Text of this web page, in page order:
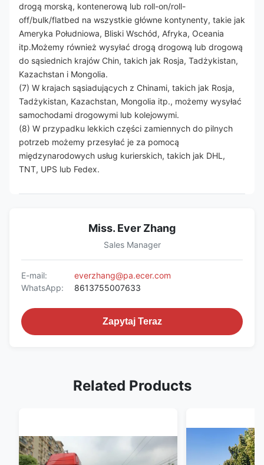
drogą morską, kontenerową lub roll-on/roll-
off/bulk/flatbed na wszystkie główne kontynenty, takie jak
Ameryka Południowa, Bliski Wschód, Afryka, Oceania
itp.Możemy również wysyłać drogą drogową lub drogową
do sąsiednich krajów Chin, takich jak Rosja, Tadżykistan,
Kazachstan i Mongolia.
(7) W krajach sąsiadujących z Chinami, takich jak Rosja,
Tadżykistan, Kazachstan, Mongolia itp., możemy wysyłać
samochodami drogowymi lub kolejowymi.
(8) W przypadku lekkich części zamiennych do pilnych
potrzeb możemy przesyłać je za pomocą
międzynarodowych usług kurierskich, takich jak DHL,
TNT, UPS lub Fedex.
Miss. Ever Zhang
Sales Manager
E-mail:
everzhang@pa.ecer.com
WhatsApp:
8613755007633
Zapytaj Teraz
Related Products